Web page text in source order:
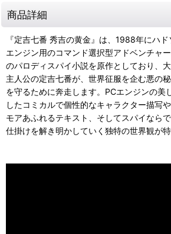
商品詳細
『定吉七番 秀吉の黄金』は、1988年にハ
エンジン用のコマンド選択型アドベンチャ
のパロディスパイ小説を原作としており、
主人公の定吉七番が、世界征服を企む悪の
を守るために奔走します。PCエンジンの美
したコミカルで個性的なキャラクター描写
モアあふれるテキスト、そしてスパイなら
仕掛けを解き明かしていく独特の世界観が特